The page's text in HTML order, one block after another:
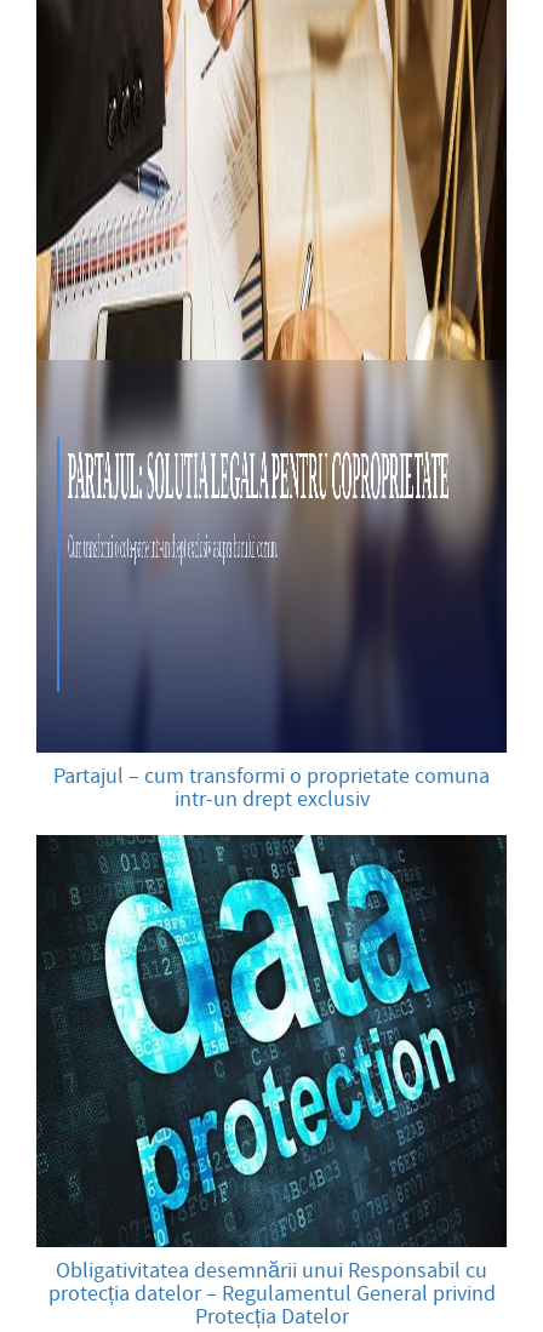
Partajul – cum transformi o proprietate comuna
intr-un drept exclusiv
Obligativitatea desemnării unui Responsabil cu
protecția datelor – Regulamentul General privind
Protecția Datelor